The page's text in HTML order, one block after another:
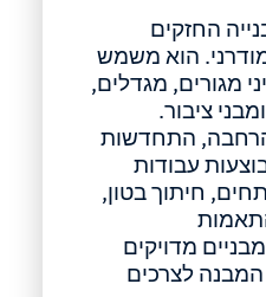
החזקים
הוא משמש
מגורים, מגדלים,
ציבור.
התחדשות
עבודות
חיתוך בטון,
מדויקים
לצרכים